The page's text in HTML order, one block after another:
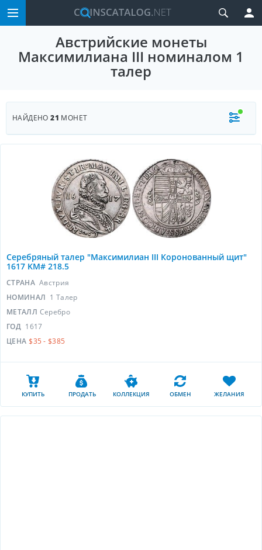
Австрийские монеты
Максимилиана III номиналом 1
талер
НАЙДЕНО21 МОНЕТ
Серебряный талер "Максимилиан III Коронованный щит"
1617 KM# 218.5
СТРАНА Австрия
НОМИНАЛ 1 Талер
МЕТАЛЛ Серебро
ГОД 1617
ЦЕНА $35 - $385
КУПИТЬ ПРОДАТЬ КОЛЛЕКЦИЯ ОБМЕН ЖЕЛАНИЯ